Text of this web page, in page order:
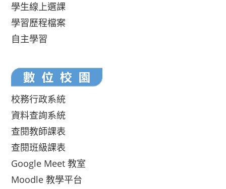
學生線上選課
學習歷程檔案
自主學習
校務行政系統
資料查詢系統
查閱教師課表
查閱班級課表
Google Meet 教室
Moodle 教學平台